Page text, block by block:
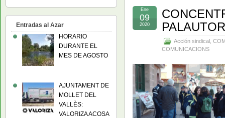
Acción sindical
COMUNICACIONS
Ene
09
2020
Entradas al Azar
HORARIO
DURANTE EL
MES DE AGOSTO
AJUNTAMENT DE
MOLLET DEL
VALLÈS:
VALORIZA ACOSA